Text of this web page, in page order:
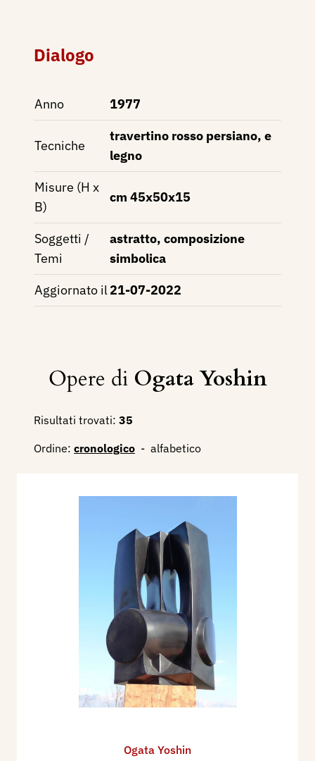
Dialogo
Anno 1977
Tecniche
travertino rosso persiano, e
legno
Misure (H x
B)
cm 45x50x15
Soggetti /
Temi
astratto, composizione
simbolica
Aggiornato il 21-07-2022
Opere di Ogata Yoshin
Risultati trovati: 35
Ordine: cronologico - alfabetico
Ogata Yoshin